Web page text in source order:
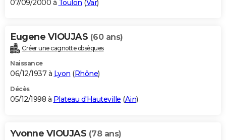
07/09/2000 à Toulon (Var)
Eugene VIOUJAS (60 ans)
Créer une cagnotte obsèques
Naissance
06/12/1937 à Lyon (Rhône)
Décès
05/12/1998 à Plateau d'Hauteville (Ain)
Yvonne VIOUJAS (78 ans)